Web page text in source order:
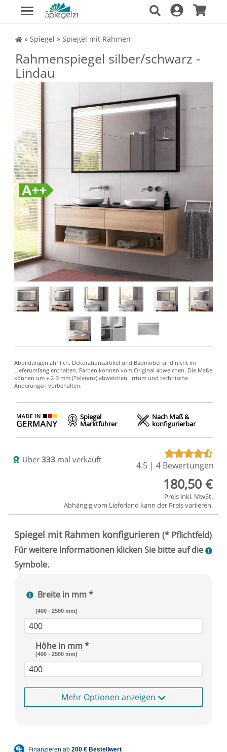
Spiegel Shop
» Spiegel » Spiegel mit Rahmen
Rahmenspiegel silber/schwarz -
Lindau
Spiegel
Marktführer
Nach Maß &
konfigurierbar
Über 333 mal verkauft
4.5 | 4 Bewertungen
180,50 €
Preis inkl. MwSt.
Abhängig vom Lieferland kann der Preis variieren.
Breite in mm *
(400 - 2500 mm)
Höhe in mm *
(400 - 2500 mm)
Optionen anzeigen